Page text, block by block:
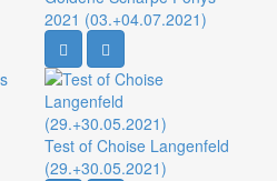
2021 (03.+04.07.2021)
Test of Choise Langenfeld
(29.+30.05.2021)